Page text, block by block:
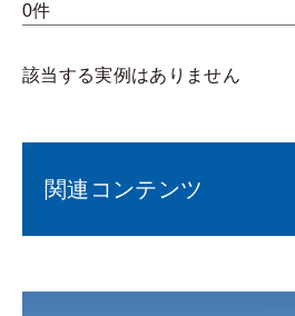
0件
該当する実例はありません
関連コンテンツ